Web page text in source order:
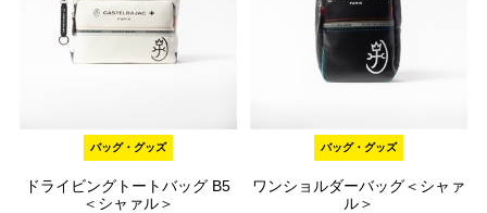
バッグ・グッズ
ドライビングトートバッグ B5
＜シャァル＞
バッグ・グッズ
ワンショルダーバッグ＜シャァ
ル＞